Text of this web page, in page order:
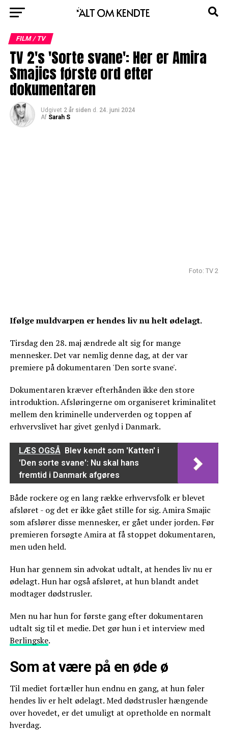
FILM / TV
TV 2's 'Sorte svane': Her er Amira
Smajics første ord efter
dokumentaren
Udgivet 2 år siden d. 24. juni 2024
Af Sarah S
Foto: TV 2
Ifølge muldvarpen er hendes liv nu helt ødelagt.
Tirsdag den 28. maj ændrede alt sig for mange
mennesker. Det var nemlig denne dag, at der var
premiere på dokumentaren 'Den sorte svane'.
Dokumentaren kræver efterhånden ikke den store
introduktion. Afsløringerne om organiseret kriminalitet
mellem den kriminelle underverden og toppen af
erhvervslivet har givet genlyd i Danmark.
LÆS OGSÅ Blev kendt som 'Katten' i
'Den sorte svane': Nu skal hans
fremtid i Danmark afgøres
Både rockere og en lang række erhvervsfolk er blevet
afsløret - og det er ikke gået stille for sig. Amira Smajic
som afslører disse mennesker, er gået under jorden. Før
premieren forsøgte Amira at få stoppet dokumentaren,
men uden held.
Hun har gennem sin advokat udtalt, at hendes liv nu er
ødelagt. Hun har også afsløret, at hun blandt andet
modtager dødstrusler.
Men nu har hun for første gang efter dokumentaren
udtalt sig til et medie. Det gør hun i et interview med
Berlingske.
Som at være på en øde ø
Til mediet fortæller hun endnu en gang, at hun føler
hendes liv er helt ødelagt. Med dødstrusler hængende
over hovedet, er det umuligt at opretholde en normalt
hverdag.